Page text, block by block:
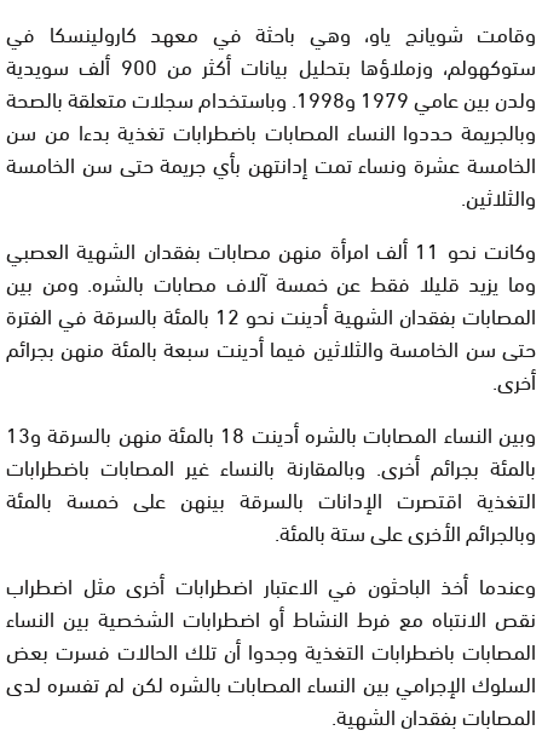
وقامت شويانج ياو، وهي باحثة في معهد كارولينسكا في
ستوكهولم، وزملاؤها بتحليل بيانات أكثر من 900 ألف سويدية
ولدن بين عامي 1979 و1998. وباستخدام سجلات متعلقة بالصحة
وبالجريمة حددوا النساء المصابات باضطرابات تغذية بدءا من سن
الخامسة عشرة ونساء تمت إدانتهن بأي جريمة حتى سن الخامسة
والثلاثين.
وكانت نحو 11 ألف امرأة منهن مصابات بفقدان الشهية العصبي
وما يزيد قليلا فقط عن خمسة آلاف مصابات بالشره. ومن بين
المصابات بفقدان الشهية أدينت نحو 12 بالمئة بالسرقة في الفترة
حتى سن الخامسة والثلاثين فيما أدينت سبعة بالمئة منهن بجرائم
أخرى.
وبين النساء المصابات بالشره أدينت 18 بالمئة منهن بالسرقة و13
بالمئة بجرائم أخرى. وبالمقارنة بالنساء غير المصابات باضطرابات
التغذية اقتصرت الإدانات بالسرقة بينهن على خمسة بالمئة
وبالجرائم الأخرى على ستة بالمئة.
وعندما أخذ الباحثون في الاعتبار اضطرابات أخرى مثل اضطراب
نقص الانتباه مع فرط النشاط أو اضطرابات الشخصية بين النساء
المصابات باضطرابات التغذية وجدوا أن تلك الحالات فسرت بعض
السلوك الإجرامي بين النساء المصابات بالشره لكن لم تفسره لدى
المصابات بفقدان الشهية.